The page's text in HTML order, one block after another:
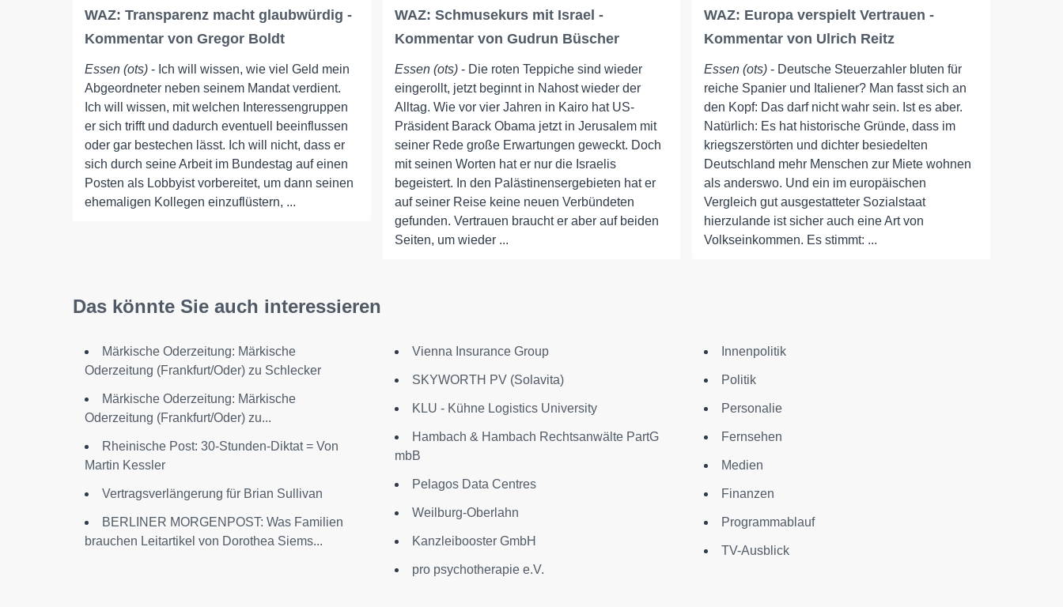
WAZ: Transparenz macht glaubwürdig -
Kommentar von Gregor Boldt
Essen (ots) - Ich will wissen, wie viel Geld mein
Abgeordneter neben seinem Mandat verdient.
Ich will wissen, mit welchen Interessengruppen
er sich trifft und dadurch eventuell beeinflussen
oder gar bestechen lässt. Ich will nicht, dass er
sich durch seine Arbeit im Bundestag auf einen
Posten als Lobbyist vorbereitet, um dann seinen
ehemaligen Kollegen einzuflüstern, ...
WAZ: Schmusekurs mit Israel -
Kommentar von Gudrun Büscher
Essen (ots)- Die roten Teppiche sind wieder
eingerollt, jetzt beginnt in Nahost wieder der
Alltag. Wie vor vier Jahren in Kairo hat US-
Präsident Barack Obama jetzt in Jerusalem mit
seiner Rede große Erwartungen geweckt. Doch
mit seinen Worten hat er nur die Israelis
begeistert. In den Palästinensergebieten hat er
auf seiner Reise keine neuen Verbündeten
gefunden. Vertrauen braucht er aber auf beiden
Seiten, um wieder ...
WAZ: Europa verspielt Vertrauen -
Kommentar von Ulrich Reitz
Essen (ots) - Deutsche Steuerzahler bluten für
reiche Spanier und Italiener? Man fasst sich an
den Kopf: Das darf nicht wahr sein. Ist es aber.
Natürlich: Es hat historische Gründe, dass im
kriegszerstörten und dichter besiedelten
Deutschland mehr Menschen zur Miete wohnen
als anderswo. Und ein im europäischen
Vergleich gut ausgestatteter Sozialstaat
hierzulande ist sicher auch eine Art von
Volkseinkommen. Es stimmt: ...
Das könnte Sie auch interessieren
Märkische Oderzeitung: Märkische
Oderzeitung (Frankfurt/Oder) zu Schlecker
Märkische Oderzeitung: Märkische
Oderzeitung (Frankfurt/Oder) zu...
Rheinische Post: 30-Stunden-Diktat = Von
Martin Kessler
Vertragsverlängerung für Brian Sullivan
BERLINER MORGENPOST: Was Familien
brauchen Leitartikel von Dorothea Siems...
Vienna Insurance Group
SKYWORTH PV (Solavita)
KLU - Kühne Logistics University
Hambach & Hambach Rechtsanwälte PartG
mbB
Pelagos Data Centres
Weilburg-Oberlahn
Kanzleibooster GmbH
pro psychotherapie e.V.
Innenpolitik
Politik
Personalie
Fernsehen
Medien
Finanzen
Programmablauf
TV-Ausblick